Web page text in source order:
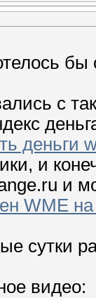
бы
с
деньги
и
и
WME
сутки
видео: